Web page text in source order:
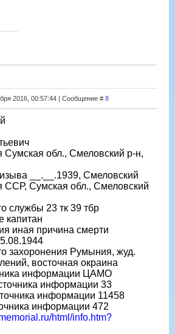
2016, 00:57:44 | Сообщение # 8
Сумская обл., Смеловский р-н,
__.__.1939, Смеловский
ССР, Сумская обл., Смеловский
службы 23 тк 39 тбр
капитан
иная причина смерти
захоронения Румыния, жуд.
восточная окраина
информации ЦАМО
информации 33
информации 11458
информации 472
html/info.htm?